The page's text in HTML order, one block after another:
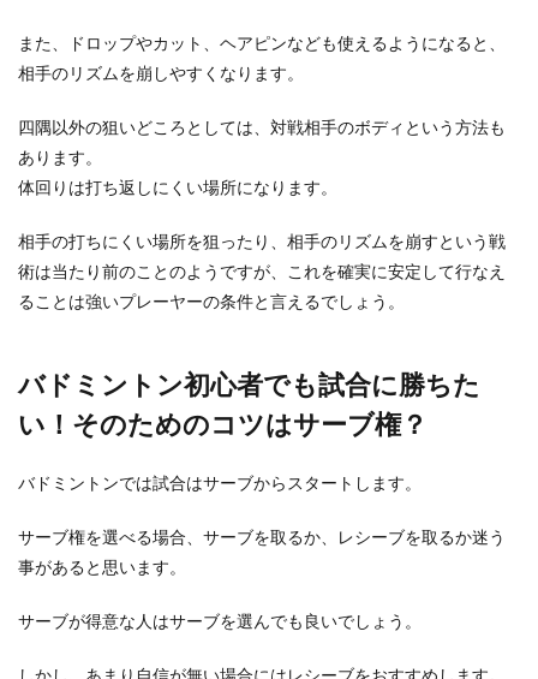
また、ドロップやカット、ヘアピンなども使えるようになると、
相手のリズムを崩しやすくなります。
四隅以外の狙いどころとしては、対戦相手のボディという方法も
あります。
体回りは打ち返しにくい場所になります。
相手の打ちにくい場所を狙ったり、相手のリズムを崩すという戦
術は当たり前のことのようですが、これを確実に安定して行なえ
ることは強いプレーヤーの条件と言えるでしょう。
バドミントン初心者でも試合に勝ちた
い！そのためのコツはサーブ権？
バドミントンでは試合はサーブからスタートします。
サーブ権を選べる場合、サーブを取るか、レシーブを取るか迷う
事があると思います。
サーブが得意な人はサーブを選んでも良いでしょう。
しかし、あまり自信が無い場合にはレシーブをおすすめします。